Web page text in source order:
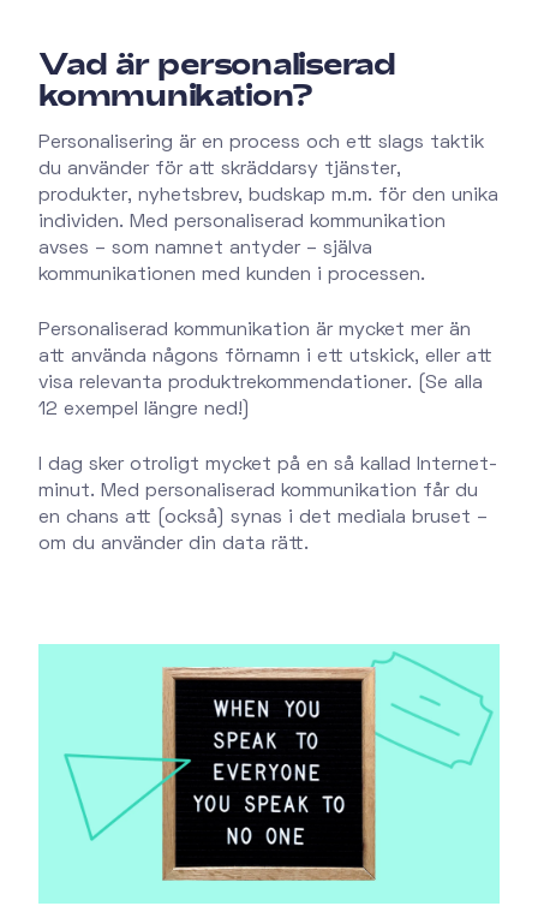
Vad är personaliserad
kommunikation?
Personalisering är en process och ett slags taktik
du använder för att skräddarsy tjänster,
produkter, nyhetsbrev, budskap m.m. för den unika
individen. Med personaliserad kommunikation
avses – som namnet antyder – själva
kommunikationen med kunden i processen.
Personaliserad kommunikation är mycket mer än
att använda någons förnamn i ett utskick, eller att
visa relevanta produktrekommendationer. (Se alla
12 exempel längre ned!)
I dag sker otroligt mycket på en så kallad Internet-
minut. Med personaliserad kommunikation får du
en chans att (också) synas i det mediala bruset –
om du använder din data rätt.